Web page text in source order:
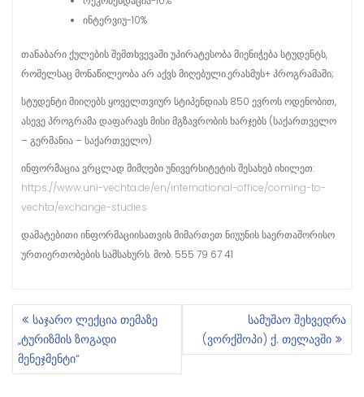
ინტერვიუ-10%
თანაბარი ქულების შემთხვევაში უპირატესობა მიენიჭება სტუდენტს,
რომელსაც მონაწილეობა არ აქვს მიღებული.ერასმუს+ პროგრამაში;
სტუდენტი მიიღებს ყოველთვიურ სტიპენდიას 850 ევროს ოდენობით,
ასევე პროგრამა დაფარავს მისი მგზავრობის ხარჯებს (საქართველო
– გერმანია – საქართველო).
ინფორმაცია ვრცლად მიმღები უნივერსიტეტის შესახებ იხილეთ:
https://www.uni-vechta.de/en/international-office/coming-to-
vechta/exchange-studies
დამატებითი ინფორმაციისათვის მიმართეთ ნიუუნის საერთაშორისო
ურთიერთობების სამსახურს. მობ. 555 79 67 41
Ო
Ს
საჯარო ლექცია თემაზე
„ტურიზმის ზოგადი
მენეჯმენტი“
სამუშაო შეხვედრა
(ვორქშოპი) ქ. თელავში